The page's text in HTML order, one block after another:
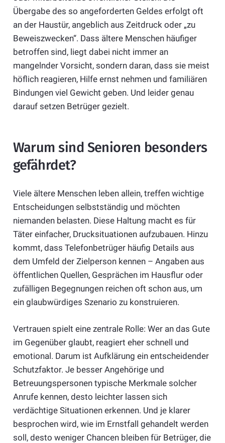
Übergabe des so angeforderten Geldes erfolgt oft
an der Haustür, angeblich aus Zeitdruck oder „zu
Beweiszwecken“. Dass ältere Menschen häufiger
betroffen sind, liegt dabei nicht immer an
mangelnder Vorsicht, sondern daran, dass sie meist
höflich reagieren, Hilfe ernst nehmen und familiären
Bindungen viel Gewicht geben. Und leider genau
darauf setzen Betrüger gezielt.
Warum sind Senioren besonders
gefährdet?
Viele ältere Menschen leben allein, treffen wichtige
Entscheidungen selbstständig und möchten
niemanden belasten. Diese Haltung macht es für
Täter einfacher, Drucksituationen aufzubauen. Hinzu
kommt, dass Telefonbetrüger häufig Details aus
dem Umfeld der Zielperson kennen – Angaben aus
öffentlichen Quellen, Gesprächen im Hausflur oder
zufälligen Begegnungen reichen oft schon aus, um
ein glaubwürdiges Szenario zu konstruieren.
Vertrauen spielt eine zentrale Rolle: Wer an das Gute
im Gegenüber glaubt, reagiert eher schnell und
emotional. Darum ist Aufklärung ein entscheidender
Schutzfaktor. Je besser Angehörige und
Betreuungspersonen typische Merkmale solcher
Anrufe kennen, desto leichter lassen sich
verdächtige Situationen erkennen. Und je klarer
besprochen wird, wie im Ernstfall gehandelt werden
soll, desto weniger Chancen bleiben für Betrüger, die